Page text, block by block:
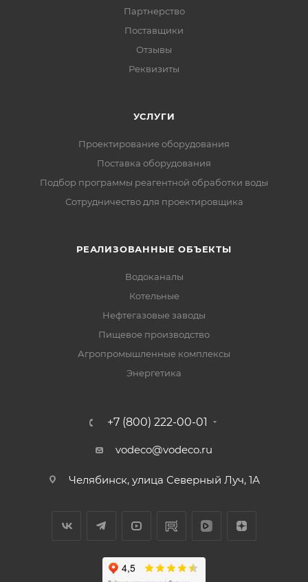
Партнерство
Поставщики
Отзывы
Реквизиты
УСЛУГИ
Проектирование оборудования
Поставка оборудования
Подбор программы реагентной обработки воды
Сотрудничество для проектировщика
РЕАЛИЗОВАННЫЕ ОБЪЕКТЫ
Водоканалы
Котельные
Нефтегазовые заводы
Пищевое производство
Агропромышленные комплексы
Энергетика
+7 (800) 222-00-01
vodeco@vodeco.ru
Челябинск, улица Северный Луч, 1А